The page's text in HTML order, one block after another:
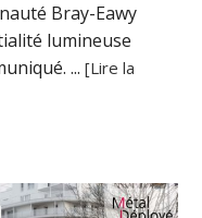
Bray-Eawy
lumineuse
...[Lire la